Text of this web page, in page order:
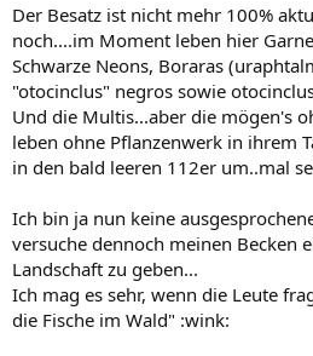
Der Besatz ist nicht mehr 100%
noch....im Moment leben hier
Schwarze Neons, Boraras
"otocinclus" negros sowie
Und die Multis...aber die mögen's
leben ohne Pflanzenwerk in ihrem
in den bald leeren 112er um..mal
Ich bin ja nun keine
versuche dennoch meinen Becken
Landschaft zu geben...
Ich mag es sehr, wenn die Leute
die Fische im Wald" :wink: